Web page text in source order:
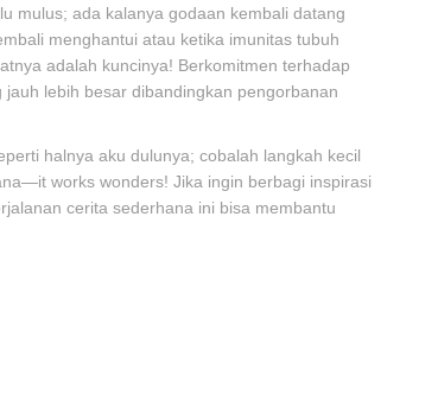
mulus; ada kalanya godaan kembali datang
menghantui atau ketika imunitas tubuh
adalah kuncinya! Berkomitmen terhadap
lebih besar dibandingkan pengorbanan
halnya aku dulunya; cobalah langkah kecil
works wonders! Jika ingin berbagi inspirasi
cerita sederhana ini bisa membantu